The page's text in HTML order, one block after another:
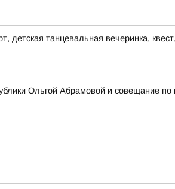
танцевальная вечеринка,
Ольгой Абрамовой и совещание по